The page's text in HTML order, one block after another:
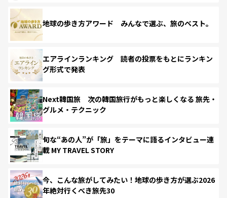
地球の歩き方アワード みんなで選ぶ、旅のベスト。
エアラインランキング 読者の投票をもとにランキン
グ形式で発表
Next韓国旅 次の韓国旅行がもっと楽しくなる 旅先・
グルメ・テクニック
旬な“あの人”が「旅」をテーマに語るインタビュー連
載 MY TRAVEL STORY
今、こんな旅がしてみたい！地球の歩き方が選ぶ2026
年絶対行くべき旅先30